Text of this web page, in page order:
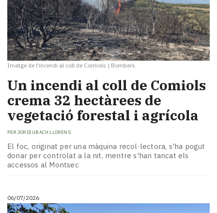
Imatge de l'incendi al coll de Comiols | Bombers
Un incendi al coll de Comiols
crema 32 hectàrees de
vegetació forestal i agrícola
PER JORDI UBACH LLORENS
El foc, originat per una màquina recol·lectora, s'ha pogut
donar per controlat a la nit, mentre s'han tancat els
accessos al Montsec
06/07/2026